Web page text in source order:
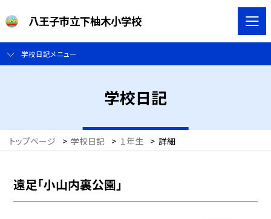
八王子市立下柚木小学校
学校日記メニュー
学校日記
トップページ > 学校日記 > １年生 > 詳細
遠足「小山内裏公園」